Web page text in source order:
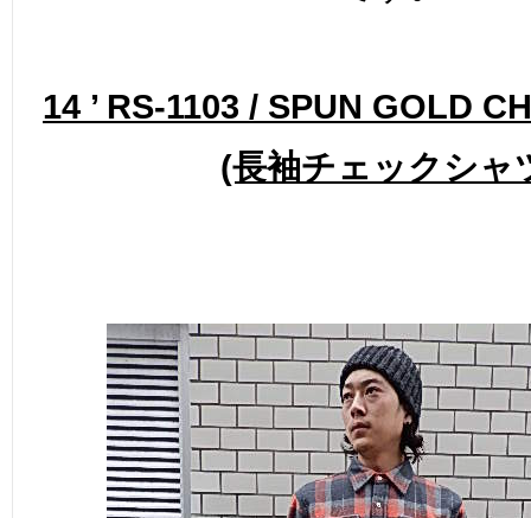
14 ’ RS-1103 / SPUN GOLD
(長袖チェックシャ